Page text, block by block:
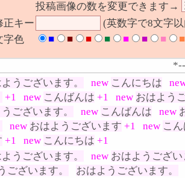
投稿画像の数を変更できます→
正キー
(英数字で8文字
字色
■ ■ ■ ■ ■ ■ ■ ■
うございます。 new こんにちは
+1 new こんばんは +1 new おはよう
ございます。 new こんばんは new
new おはようございます +1 new こ
+1 new こんにちは +1
うございます。 new おはようござい
ございます。
おはようございます。